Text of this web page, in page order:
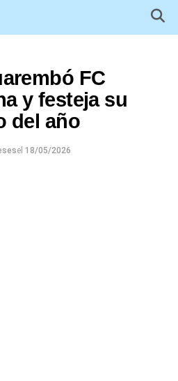
FC
y festeja su
del año
el 18/05/2026